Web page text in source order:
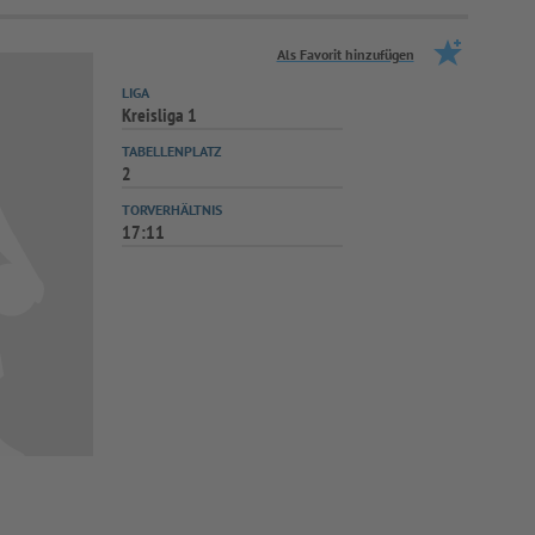
Als Favorit hinzufügen
LIGA
Kreisliga 1
TABELLENPLATZ
2
TORVERHÄLTNIS
17:11